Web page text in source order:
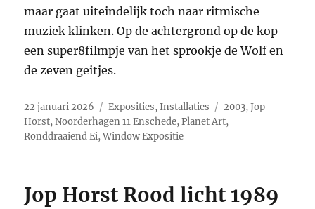
maar gaat uiteindelijk toch naar ritmische
muziek klinken. Op de achtergrond op de kop
een super8filmpje van het sprookje de Wolf en
de zeven geitjes.
Geplaatst
op
22 januari 2026 Categorieën
Exposities,Installaties Tags
2003,Jop
Horst,Noorderhagen 11 Enschede,Planet Art,
Ronddraaiend Ei,Window Expositie
Jop Horst Rood licht 1989